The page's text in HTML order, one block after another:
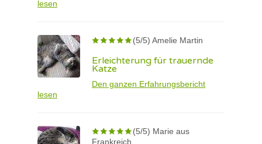
lesen
(5/5) Amelie Martin
Erleichterung für trauernde
Katze
Den ganzen Erfahrungsbericht
lesen
(5/5) Marie aus
Frankreich